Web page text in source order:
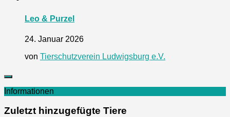
Leo & Purzel
24. Januar 2026
von Tierschutzverein Ludwigsburg e.V.
Informationen
Zuletzt hinzugefügte Tiere